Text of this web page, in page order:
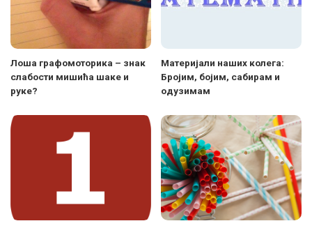
Лоша графомоторика – знак
слабости мишића шаке и
руке?
Материјали наших колега:
Бројим, бојим, сабирам и
одузимам